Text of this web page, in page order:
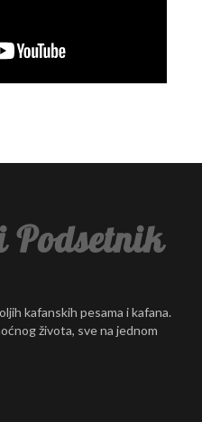
kafanskih pesama i kafana.
života, sve na jednom